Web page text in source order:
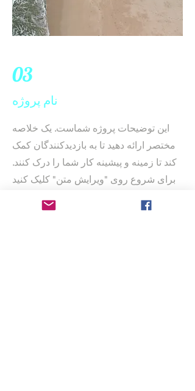
03
نام پروژه
این توضیحات پروژه شماست. یک خلاصه
مختصر ارائه دهید تا به بازدیدکنندگان کمک
کند تا زمینه و پیشینه کار شما را درک کنند.
برای شروع روی "ویرایش متن" کلیک کنید